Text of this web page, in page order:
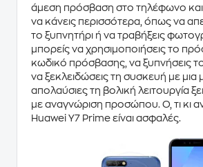
άμεση πρόσβαση στο τηλέφωνο και
να κάνεις περισσότερα, όπως να
το ξυπνητήρι ή να τραβήξεις
μπορείς να χρησιμοποιήσεις το
κωδικό πρόσβασης, να ξυπνήσεις
να ξεκλειδώσεις τη συσκευή με μια
απολαύσιες τη βολική λειτουργία
με αναγνώριση προσώπου. Ό, τι κι
Huawei Y7 Prime είναι ασφαλές.